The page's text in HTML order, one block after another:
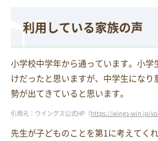
利用している家族の声
小学校中学年から通っています。小学
けだったと思いますが、中学生にな
勢が出てきていると思います。
引用元：ウイングス公式HP（https://wings-win.jp/
先生が子どものことを第1に考えてく